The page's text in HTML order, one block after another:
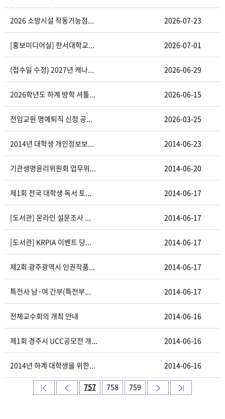
2026 소방시설 작동기능점... 2026-07-23
[홍보미디어실] 한서대학교... 2026-07-01
(접수일 수정) 2027년 캐나... 2026-06-29
2026학년도 하계 방학 셔틀... 2026-06-15
전임교원 명예퇴직 신청 공... 2026-03-25
2014년 대학생 개인정보보... 2014-06-23
기관생명윤리위원회 업무위... 2014-06-20
제1회 전국 대학생 독서 토... 2014-06-17
[도서관] 온라인 설문조사 ... 2014-06-17
[도서관] KRPIA 이벤트 당... 2014-06-17
제2회 광주광역시 인권작품... 2014-06-17
특전사 남·여 간부(특전부... 2014-06-17
전체교수회의 개최 안내 2014-06-16
제1회 경주시 UCC공모전 개... 2014-06-16
2014년 하계 대학생을 위한... 2014-06-16
757 758 759